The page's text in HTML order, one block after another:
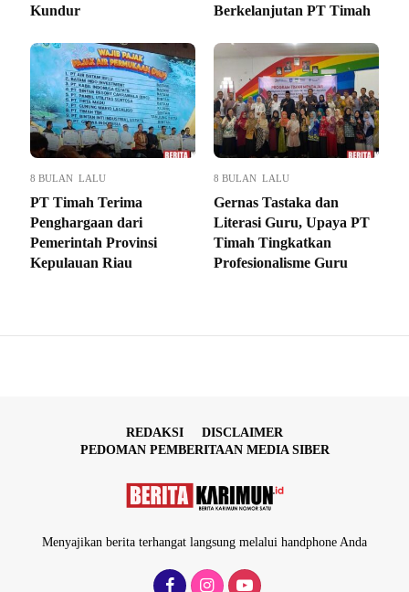
Kundur
Berkelanjutan PT Timah
8 BULAN LALU
PT Timah Terima
Penghargaan dari
Pemerintah Provinsi
Kepulauan Riau
8 BULAN LALU
Gernas Tastaka dan
Literasi Guru, Upaya PT
Timah Tingkatkan
Profesionalisme Guru
REDAKSI
DISCLAIMER
PEDOMAN PEMBERITAAN MEDIA SIBER
Menyajikan berita terhangat langsung melalui handphone Anda